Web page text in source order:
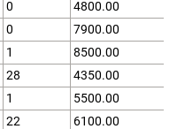
0
4800.00
0
7900.00
1
8500.00
28
4350.00
1
5500.00
22
6100.00